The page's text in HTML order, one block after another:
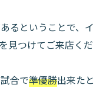
るということで、イ
見つけてご来店くだ
合で準優勝出来たと